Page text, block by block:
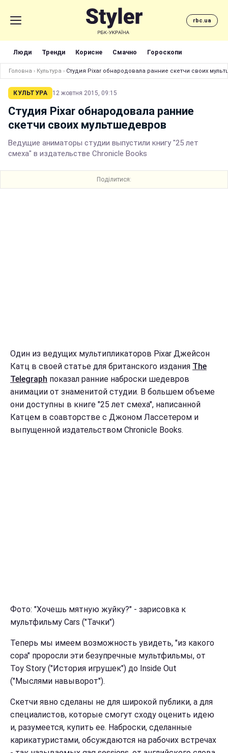
rbc.ua
Люди Тренди Корисне Смачно Гороскопи
Головна › Культура › Студия Pixar обнародовала ранние скетчи своих
КУЛЬТУРА 12 жовтня 2015, 09:15
Студия Pixar обнародовала ранние
скетчи своих мультшедевров
Ведущие аниматоры студии выпустили книгу "25 лет
смеха" в издательстве Chronicle Books
Поділитися:
Один из ведущих мультипликаторов Pixar Джейсон
Катц в своей статье для британского издания The
Telegraph показал ранние наброски шедевров
анимации от знаменитой студии. В большем объеме
они доступны в книге "25 лет смеха", написанной
Катцем в соавторстве с Джоном Лассетером и
выпущенной издательством Chronicle Books.
Фото: "Хочешь мятную жуйку?" - зарисовка к
мультфильму Сars ("Тачки")
Теперь мы имеем возможность увидеть, "из какого
сора" проросли эти безупречные мультфильмы, от
Toy Story ("История игрушек") до Inside Out
("Мыслями навыворот").
Скетчи явно сделаны не для широкой публики, а для
специалистов, которые смогут сходу оценить идею
и, разумеется, купить ее. Наброски, сделанные
карикатуристами, обсуждаются на рабочих встречах